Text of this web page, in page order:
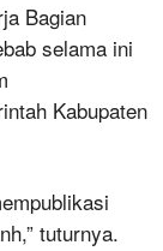
Bagian
selama ini
Kabupaten
tuturnya.